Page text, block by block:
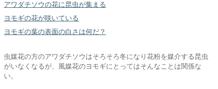
アワダチソウの花に昆虫が集まる
ヨモギの花が咲いている
ヨモギの葉の表面の白さは何だ？
虫媒花の方のアワダチソウはそろそろ冬になり花粉を媒介する昆虫
がいなくなるが、風媒花のヨモギにとってはそんなことは関係な
い。